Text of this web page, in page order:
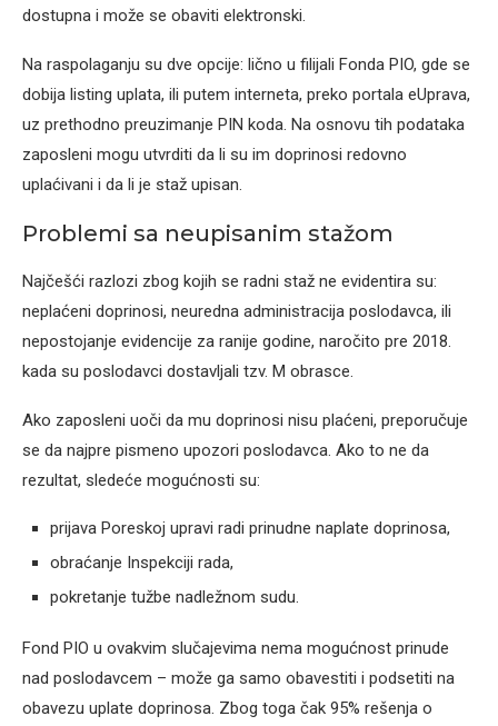
dostupna i može se obaviti elektronski.
Na raspolaganju su dve opcije: lično u filijali Fonda PIO, gde se
dobija listing uplata, ili putem interneta, preko portala eUprava,
uz prethodno preuzimanje PIN koda. Na osnovu tih podataka
zaposleni mogu utvrditi da li su im doprinosi redovno
uplaćivani i da li je staž upisan.
Problemi sa neupisanim stažom
Najčešći razlozi zbog kojih se radni staž ne evidentira su:
neplaćeni doprinosi, neuredna administracija poslodavca, ili
nepostojanje evidencije za ranije godine, naročito pre 2018.
kada su poslodavci dostavljali tzv. M obrasce.
Ako zaposleni uoči da mu doprinosi nisu plaćeni, preporučuje
se da najpre pismeno upozori poslodavca. Ako to ne da
rezultat, sledeće mogućnosti su:
prijava Poreskoj upravi radi prinudne naplate doprinosa,
obraćanje Inspekciji rada,
pokretanje tužbe nadležnom sudu.
Fond PIO u ovakvim slučajevima nema mogućnost prinude
nad poslodavcem – može ga samo obavestiti i podsetiti na
obavezu uplate doprinosa. Zbog toga čak 95% rešenja o